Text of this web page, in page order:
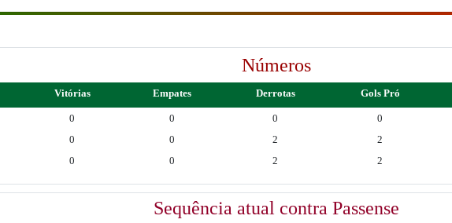
Números
Vitórias Empates Derrotas Gols Pró
0 0 0 0
0 0 2 2
0 0 2 2
Sequência atual contra Passense